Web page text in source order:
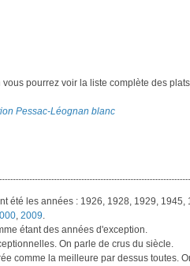
pourrez voir la liste complète des
Pessac-Léognan blanc
été les années : 1926, 1928, 1929, 1945,
, 2009.
étant des années d'exception.
On parle de crus du siècle.
comme la meilleure par dessus toutes.